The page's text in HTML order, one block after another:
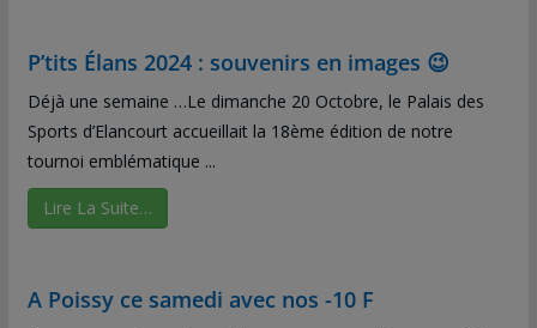
P’tits Élans 2024 : souvenirs en images 😉
Déjà une semaine …Le dimanche 20 Octobre, le Palais des
Sports d’Elancourt accueillait la 18ème édition de notre
tournoi emblématique ...
Lire La Suite…
A Poissy ce samedi avec nos -10 F